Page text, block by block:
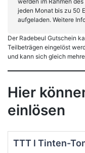
jeden Monat bis zu 50
aufgeladen. Weitere
Der Radebeul Gutschein
Teilbeträgen eingelöst
und kann sich gleich
Hier
einlösen